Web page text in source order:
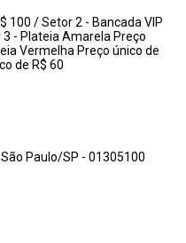
100 / Setor 2 - Bancada VIP
- Plateia Amarela Preço
Vermelha Preço único de
de R$ 60
Paulo/SP - 01305100